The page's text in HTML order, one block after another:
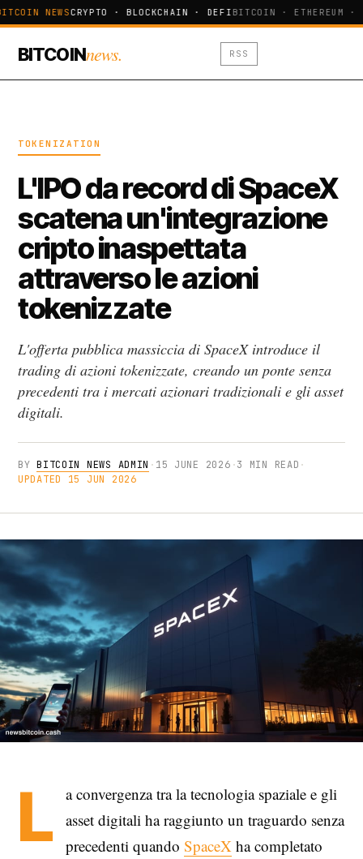
NEWSCRYPTO · BLOCKCHAIN · DEFIBITCOIN · ETHEREUM ·
BITCOINnews. RSS
TOKENIZATION
L'IPO da record di SpaceX
scatena un'integrazione
cripto inaspettata
attraverso le azioni
tokenizzate
L'offerta pubblica massiccia di SpaceX introduce il
trading di azioni tokenizzate, creando un ponte senza
precedenti tra i mercati azionari tradizionali e gli asset
digitali.
BYBITCOIN NEWS ADMIN · 15 JUNE 2026 ·3 MIN READ ·
UPDATED 15 JUN 2026
L
a convergenza tra la tecnologia spaziale e gli
asset digitali ha raggiunto un traguardo senza
precedenti quando SpaceX ha completato